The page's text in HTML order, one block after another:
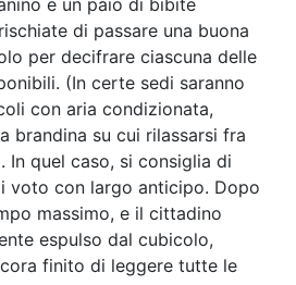
di passare una buona
per decifrare ciascuna delle
(In certe sedi saranno
con aria condizionata,
brandina su cui rilassarsi fra
In quel caso, si consiglia di
voto con largo anticipo. Dopo
massimo, e il cittadino
espulso dal cubicolo,
finito di leggere tutte le